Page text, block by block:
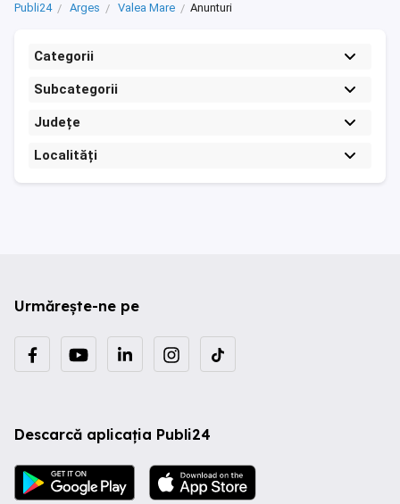
Publi24 Arges Valea Mare Anunturi
Categorii
Subcategorii
Județe
Localități
Urmărește-ne pe
Descarcă aplicația Publi24